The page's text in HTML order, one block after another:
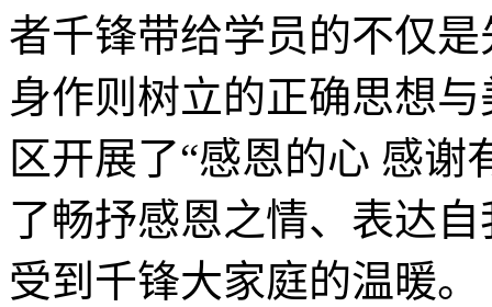
者千锋带给学员的不仅
身作则树立的正确思想
区开展了“感恩的心 感谢
了畅抒感恩之情、表达
受到千锋大家庭的温暖。